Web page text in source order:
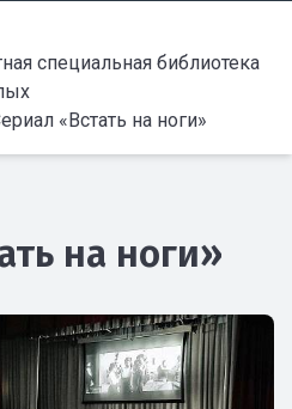
специальная библиотека
«Встать на ноги»
на ноги»